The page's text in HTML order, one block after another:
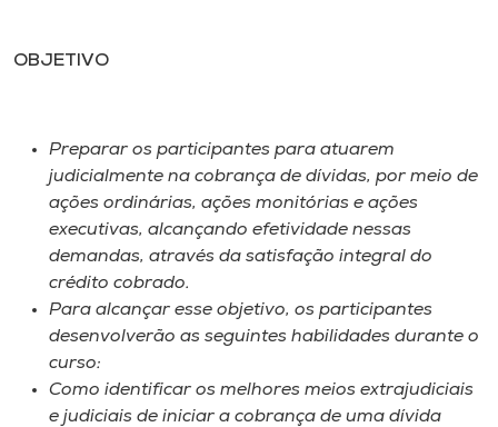
OBJETIVO
Preparar os participantes para atuarem
judicialmente na cobrança de dívidas, por meio de
ações ordinárias, ações monitórias e ações
executivas, alcançando efetividade nessas
demandas, através da satisfação integral do
crédito cobrado.
Para alcançar esse objetivo, os participantes
desenvolverão as seguintes habilidades durante o
curso:
Como identificar os melhores meios extrajudiciais
e judiciais de iniciar a cobrança de uma dívida